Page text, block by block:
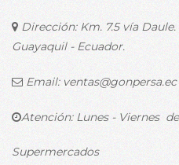
Dirección: Km. 7.5 vía
Guayaquil - Ecuador.
Email: ventas@gonpersa.ec
Atención: Lunes - Viernes
Supermercados